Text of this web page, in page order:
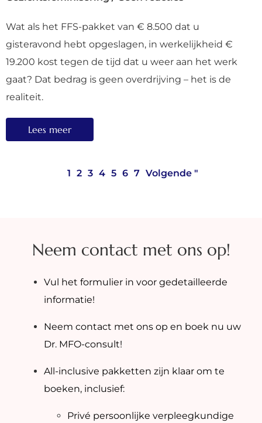
Wat als het FFS-pakket van € 8.500 dat u
gisteravond hebt opgeslagen, in werkelijkheid €
19.200 kost tegen de tijd dat u weer aan het werk
gaat? Dat bedrag is geen overdrijving – het is de
realiteit.
Lees meer
1 2 3 4 5 6 7 Volgende "
Neem contact met ons op!
Vul het formulier in voor gedetailleerde
informatie!
Neem contact met ons op en boek nu uw
Dr. MFO-consult!
All-inclusive pakketten zijn klaar om te
boeken, inclusief:
Privé persoonlijke verpleegkundige